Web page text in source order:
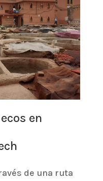
en
de una ruta